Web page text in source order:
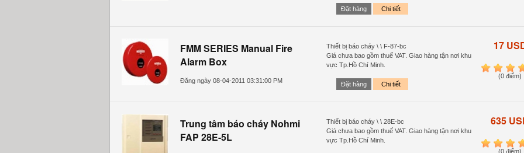
Đặt hàng Chi tiết
FMM SERIES Manual Fire
Alarm Box
Đăng ngày 08-04-2011 03:31:00 PM
Thiết bị báo cháy \ \ F-87-bc
Giá chưa bao gồm thuế VAT. Giao hàng tận nơi khu
vực Tp.Hồ Chí Minh.
Đặt hàng Chi tiết
17
1 2 3 4
(0 điểm)
Trung tâm báo cháy Nohmi
FAP 28E-5L
Thiết bị báo cháy \ \ 28E-bc
Giá chưa bao gồm thuế VAT. Giao hàng tận nơi khu
vực Tp.Hồ Chí Minh.
635
1 2 3 4
(0 điểm)